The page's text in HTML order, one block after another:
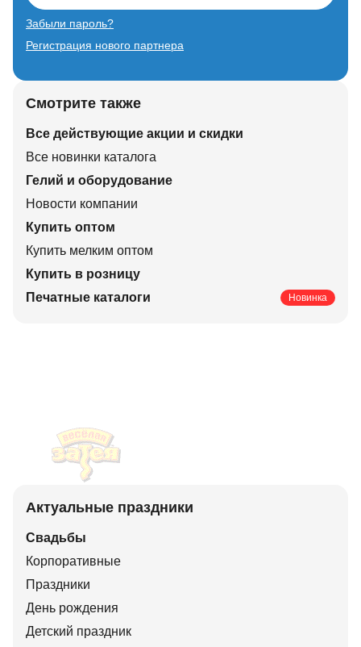
Забыли пароль?
Регистрация нового партнера
Смотрите также
Все действующие акции и скидки
Все новинки каталога
Гелий и оборудование
Новости компании
Купить оптом
Купить мелким оптом
Купить в розницу
Печатные каталоги
Новинка
Актуальные праздники
Свадьбы
Корпоративные
Праздники
День рождения
Детский праздник